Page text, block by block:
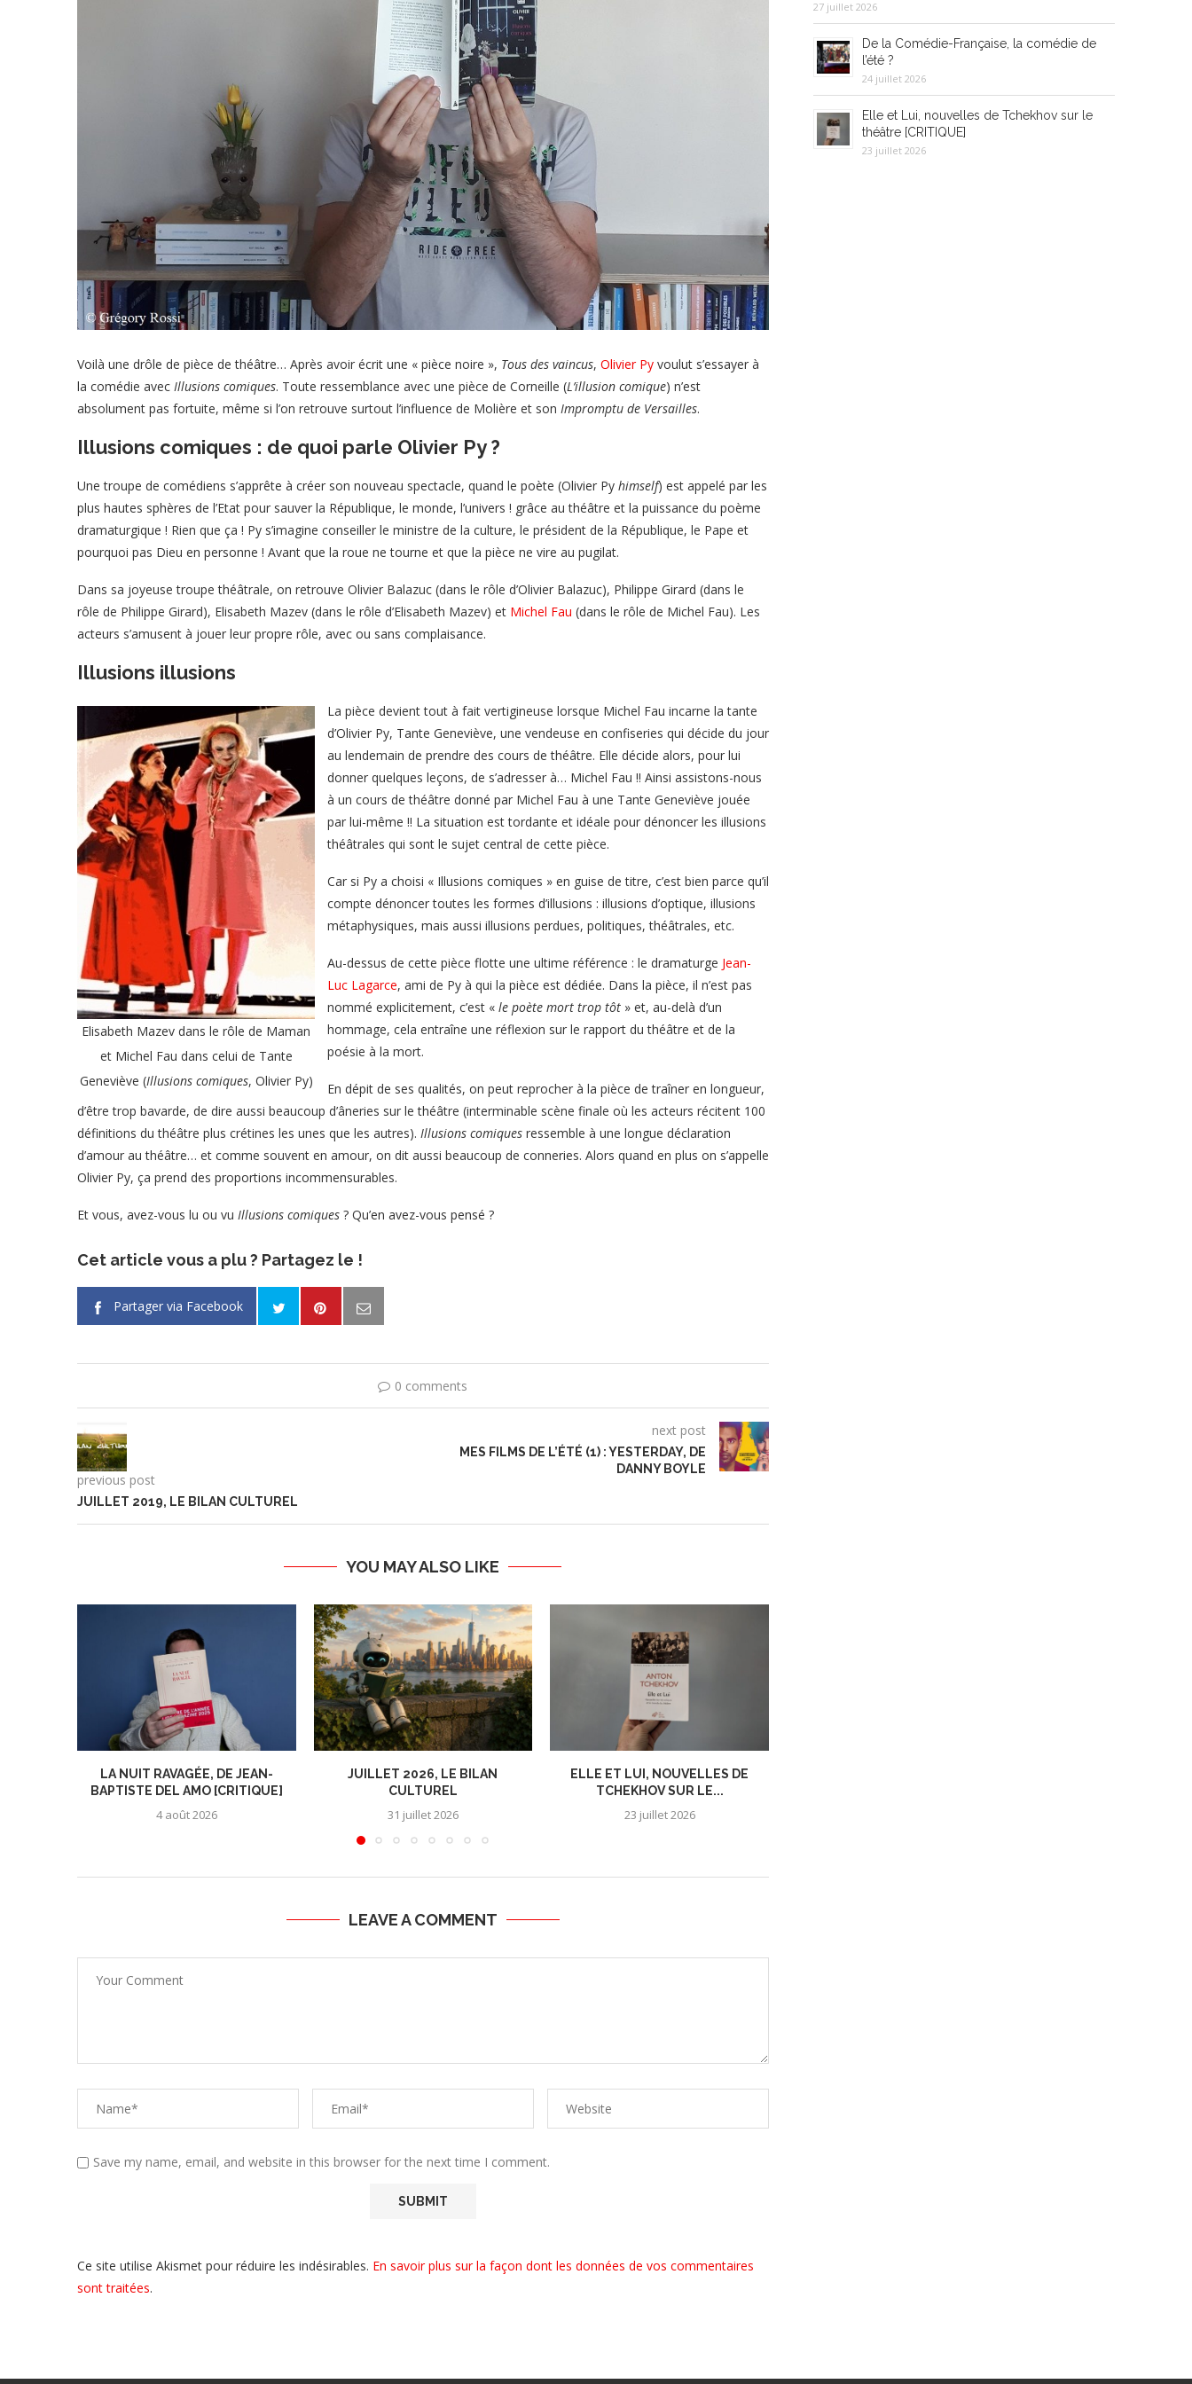
Voilà une drôle de pièce de théâtre… Après avoir écrit une « pièce noire », Tous des vaincus, Olivier Py voulut s’essayer à
la comédie avec Illusions comiques. Toute ressemblance avec une pièce de Corneille (L’illusion comique) n’est
absolument pas fortuite, même si l’on retrouve surtout l’influence de Molière et son Impromptu de Versailles.
Illusions comiques : de quoi parle Olivier Py ?
Une troupe de comédiens s’apprête à créer son nouveau spectacle, quand le poète (Olivier Py himself) est appelé par les
plus hautes sphères de l’Etat pour sauver la République, le monde, l’univers ! grâce au théâtre et la puissance du poème
dramaturgique ! Rien que ça ! Py s’imagine conseiller le ministre de la culture, le président de la République, le Pape et
pourquoi pas Dieu en personne ! Avant que la roue ne tourne et que la pièce ne vire au pugilat.
Dans sa joyeuse troupe théâtrale, on retrouve Olivier Balazuc (dans le rôle d’Olivier Balazuc), Philippe Girard (dans le
rôle de Philippe Girard), Elisabeth Mazev (dans le rôle d’Elisabeth Mazev) et Michel Fau (dans le rôle de Michel Fau). Les
acteurs s’amusent à jouer leur propre rôle, avec ou sans complaisance.
Illusions illusions
Elisabeth Mazev dans le rôle de Maman
et Michel Fau dans celui de Tante
Geneviève (Illusions comiques, Olivier Py)
La pièce devient tout à fait vertigineuse lorsque Michel Fau incarne la tante
d’Olivier Py, Tante Geneviève, une vendeuse en confiseries qui décide du jour
au lendemain de prendre des cours de théâtre. Elle décide alors, pour lui
donner quelques leçons, de s’adresser à… Michel Fau !! Ainsi assistons-nous
à un cours de théâtre donné par Michel Fau à une Tante Geneviève jouée
par lui-même !! La situation est tordante et idéale pour dénoncer les illusions
théâtrales qui sont le sujet central de cette pièce.
Car si Py a choisi « Illusions comiques » en guise de titre, c’est bien parce qu’il
compte dénoncer toutes les formes d’illusions : illusions d’optique, illusions
métaphysiques, mais aussi illusions perdues, politiques, théâtrales, etc.
Au-dessus de cette pièce flotte une ultime référence : le dramaturge Jean-
Luc Lagarce, ami de Py à qui la pièce est dédiée. Dans la pièce, il n’est pas
nommé explicitement, c’est « le poète mort trop tôt » et, au-delà d’un
hommage, cela entraîne une réflexion sur le rapport du théâtre et de la
poésie à la mort.
En dépit de ses qualités, on peut reprocher à la pièce de traîner en longueur,
d’être trop bavarde, de dire aussi beaucoup d’âneries sur le théâtre (interminable scène finale où les acteurs récitent 100
définitions du théâtre plus crétines les unes que les autres). Illusions comiques ressemble à une longue déclaration
d’amour au théâtre… et comme souvent en amour, on dit aussi beaucoup de conneries. Alors quand en plus on s’appelle
Olivier Py, ça prend des proportions incommensurables.
Et vous, avez-vous lu ou vu Illusions comiques ? Qu’en avez-vous pensé ?
Cet article vous a plu ? Partagez le !
Partager via Facebook
0 comments
previous post
JUILLET 2019, LE BILAN CULTUREL
next post
MES FILMS DE L’ÉTÉ (1) : YESTERDAY, DE
DANNY BOYLE
YOU MAY ALSO LIKE
LA NUIT RAVAGÉE, DE JEAN-
BAPTISTE DEL AMO [CRITIQUE]
4 août 2026
JUILLET 2026, LE BILAN
CULTUREL
31 juillet 2026
ELLE ET LUI, NOUVELLES DE
TCHEKHOV SUR LE...
23 juillet 2026
LEAVE A COMMENT
Save my name, email, and website in this browser for the next time I comment.
Ce site utilise Akismet pour réduire les indésirables. En savoir plus sur la façon dont les données de vos commentaires
sont traitées.
27 juillet 2026
De la Comédie-Française, la comédie de
l’été ?
24 juillet 2026
Elle et Lui, nouvelles de Tchekhov sur le
théâtre [CRITIQUE]
23 juillet 2026